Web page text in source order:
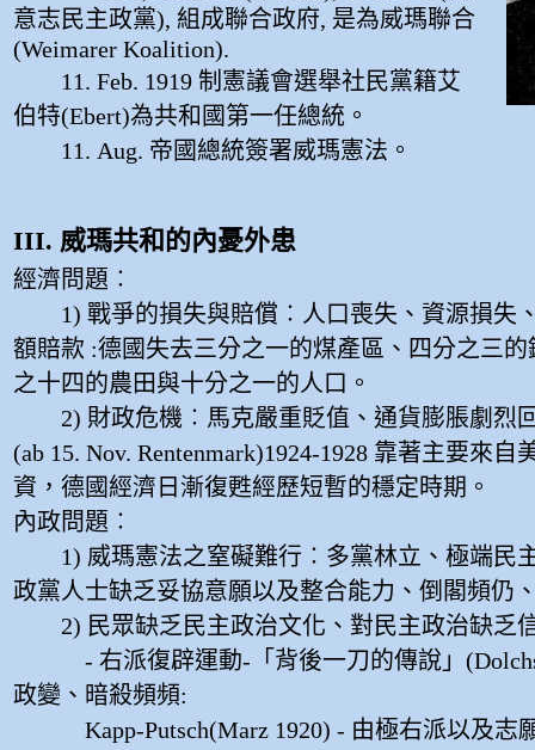
意志民主政黨), 組成聯合政府, 是為威瑪聯合
(Weimarer Koalition).
11. Feb. 1919 制憲議會選舉社民黨籍艾
伯特(Ebert)為共和國第一任總統。
11. Aug. 帝國總統簽署威瑪憲法。
III. 威瑪共和的內憂外患
經濟問題︰
1) 戰爭的損失與賠償︰人口喪失、資源損失
額賠款 :德國失去三分之一的煤產區、四分之三
之十四的農田與十分之一的人口。
2) 財政危機︰馬克嚴重貶值、通貨膨脹劇烈
(ab 15. Nov. Rentenmark)1924-1928 靠著主要來自
資，德國經濟日漸復甦經歷短暫的穩定時期。
內政問題︰
1) 威瑪憲法之窒礙難行︰多黨林立、極端民
政黨人士缺乏妥協意願以及整合能力、倒閣頻仍
2) 民眾缺乏民主政治文化、對民主政治缺乏
- 右派復辟運動-「背後一刀的傳說」
政變、暗殺頻頻:
Kapp-Putsch(Marz 1920) - 由極右派以及志